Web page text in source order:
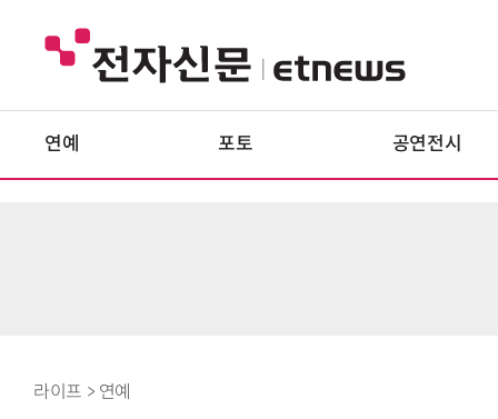
연예 포토 공연전시
라이프 > 연예